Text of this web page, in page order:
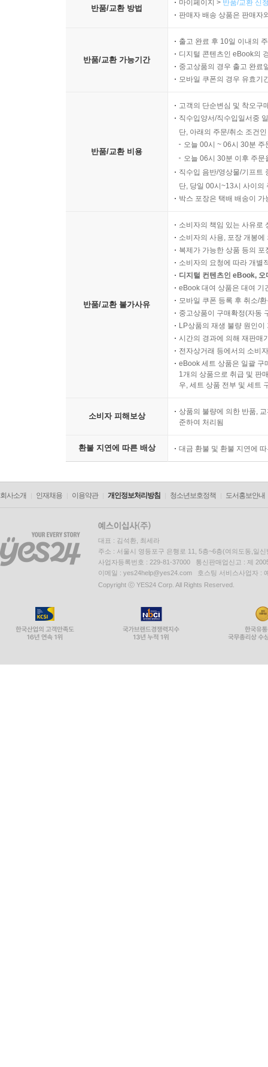
반품/교환 방법
마이페이지 > 반품/교환 신
판매자 배송 상품은 판매자
반품/교환 가능기간
출고 완료 후 10일 이내의
디지털 콘텐츠인 eBook의
중고상품의 경우 출고 완료
모바일 쿠폰의 경우 유효기
반품/교환 비용
고객의 단순변심 및 착오구
직수입양서/직수입일서중
단, 아래의 주문/취소 조건
오늘 00시 ~ 06시 30분
오늘 06시 30분 이후 주
직수입 음반/영상물/기프트
단, 당일 00시~13시 사이의
박스 포장은 택배 배송이
반품/교환 불가사유
소비자의 책임 있는 사유로
소비자의 사용, 포장 개봉
복제가 가능한 상품 등의
소비자의 요청에 따라 개별
디지털 컨텐츠인 eBook,
eBook 대여 상품은 대여 기
모바일 쿠폰 등록 후 취소/
중고상품이 구매확정(자동
LP상품의 재생 불량 원인
시간의 경과에 의해 재판매
전자상거래 등에서의 소비
eBook 세트 상품은 일괄 구
1개의 상품으로 취급 및 판
우, 세트 상품 전부 및 세트
소비자 피해보상
상품의 불량에 의한 반품,
준하여 처리됨
환불 지연에 따른 배상 대금 환불 및 환불 지연에
회사소개 인재채용 이용약관 개인정보처리방침 청소년보호정책 도서홍보안내
대표 : 김석환, 최세라
주소 : 서울시 영등포구 은행로 11, 5층~6층(여의도동,일신
사업자등록번호 : 229-81-37000 통신판매업신고 : 제
이메일 : yes24help@yes24.com 호스팅 서비스사업자 :
Copyright ⓒ YES24 Corp. All Rights Reserved.